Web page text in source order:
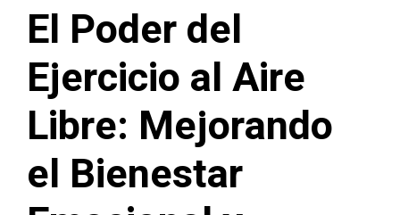
El Poder del
Ejercicio al Aire
Libre: Mejorando
el Bienestar